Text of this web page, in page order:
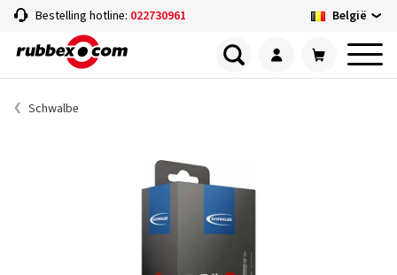
Bestelling hotline: 022730961 België
Schwalbe